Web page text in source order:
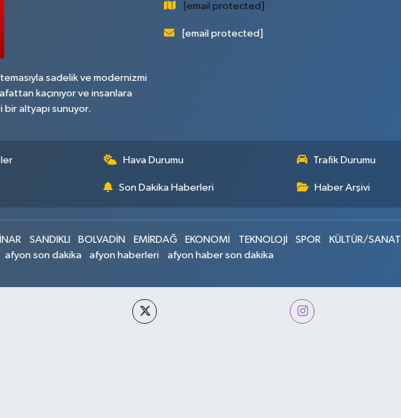
sadelik ve modernizmi
kaçınıyor ve insanlara
altyapı sunuyor.
[email protected]
[email protected]
Hava Durumu Trafik Durumu
Son Dakika Haberleri Haber Arşivi
SANDIKLI BOLVADİN EMİRDAĞ EKONOMİ TEKNOLOJİ SPOR
KÜLTÜR/SANAT
afyon son dakika afyon haberleri afyon haber son dakika